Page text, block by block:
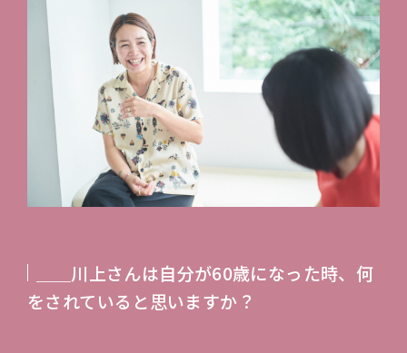
＿＿川上さんは自分が60歳になった時、何
をされていると思いますか？